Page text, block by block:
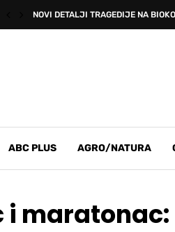
NOVI DETALJI TRAGEDIJE NA
ABC PLUS AGRO/NATURA
maratonac: